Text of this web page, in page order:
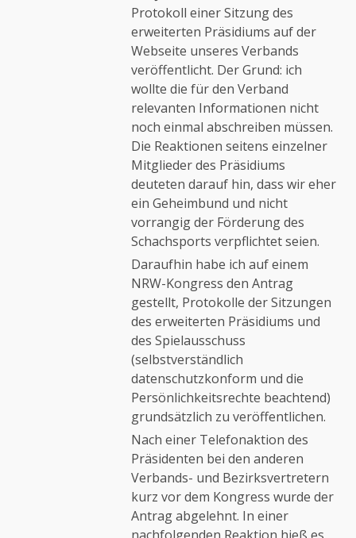
Protokoll einer Sitzung des
erweiterten Präsidiums auf der
Webseite unseres Verbands
veröffentlicht. Der Grund: ich
wollte die für den Verband
relevanten Informationen nicht
noch einmal abschreiben müssen.
Die Reaktionen seitens einzelner
Mitglieder des Präsidiums
deuteten darauf hin, dass wir eher
ein Geheimbund und nicht
vorrangig der Förderung des
Schachsports verpflichtet seien.
Daraufhin habe ich auf einem
NRW-Kongress den Antrag
gestellt, Protokolle der Sitzungen
des erweiterten Präsidiums und
des Spielausschuss
(selbstverständlich
datenschutzkonform und die
Persönlichkeitsrechte beachtend)
grundsätzlich zu veröffentlichen.
Nach einer Telefonaktion des
Präsidenten bei den anderen
Verbands- und Bezirksvertretern
kurz vor dem Kongress wurde der
Antrag abgelehnt. In einer